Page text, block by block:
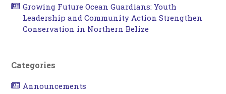
Growing Future Ocean Guardians: Youth
Leadership and Community Action Strengthen
Conservation in Northern Belize
Categories
Announcements